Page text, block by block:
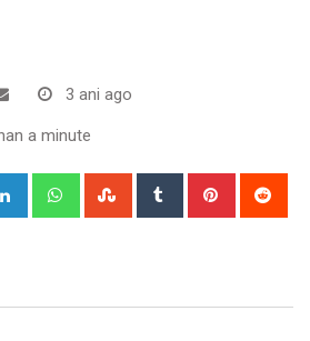
3 ani ago
a minute
LinkedIn WhatsappStumbleUpon
Tumblr Pinterest